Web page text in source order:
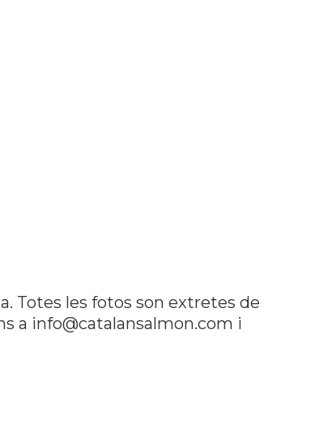
Totes les fotos son extretes de
a info@catalansalmon.com i